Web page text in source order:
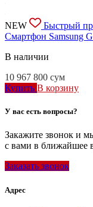
NEW
Быстрый
Смартфон Samsung
В наличии
10 967 800 сум
Купить В корзину
У вас есть вопросы?
Закажите звонок и
с вами в ближайшее
Заказать звонок
Адрес